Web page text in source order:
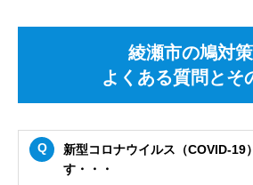
綾瀬市の鳩対
よくある質問とそ
新型コロナウイルス（COVID-19
す・・・